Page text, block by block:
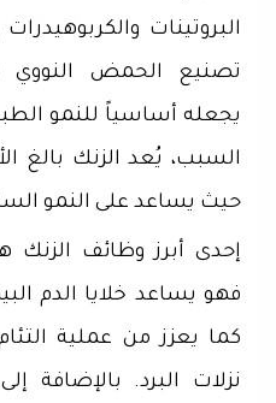
البروتينات
يجعله أساسياً للنمو
السبب، يُعد الزنك بالغ
حيث يساعد على النمو
إحدى أبرز وظائف الزنك
فهو يساعد خلايا الدم
كما يعزز من عملية
نزلات البرد. بالإضافة